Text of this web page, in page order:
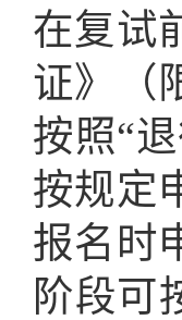
在复试
证》（
按照“
按规定
报名时
阶段可